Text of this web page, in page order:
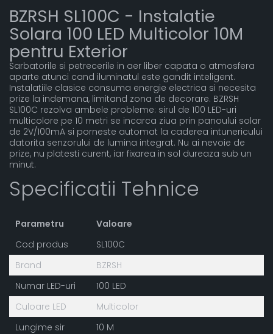
BZRSH SL100C - Instalatie
Solara 100 LED Multicolor 10M
pentru Exterior
Sarbatorile si petrecerile in aer liber capata o atmosfera
aparte atunci cand iluminatul este gandit inteligent.
Instalatiile clasice consuma energie electrica si necesita
prize la indemana, limitand zona de decorare. BZRSH
SL100C rezolva ambele probleme: sirul de 100 LED-uri
multicolore pe 10 metri se incarca ziua prin panoului solar
de 2V/100mA si porneste automat la caderea intunericului
datorita senzorului de lumina integrat. Nu ai nevoie de
prize, nu platesti curent, iar fixarea in sol dureaza sub un
minut.
Specificatii Tehnice
Parametru
Valoare
Cod produs
SL100C
Brand
BZRSH
Numar LED-uri
100 LED
Culoare LED
Multicolor
Lungime sir
10 M